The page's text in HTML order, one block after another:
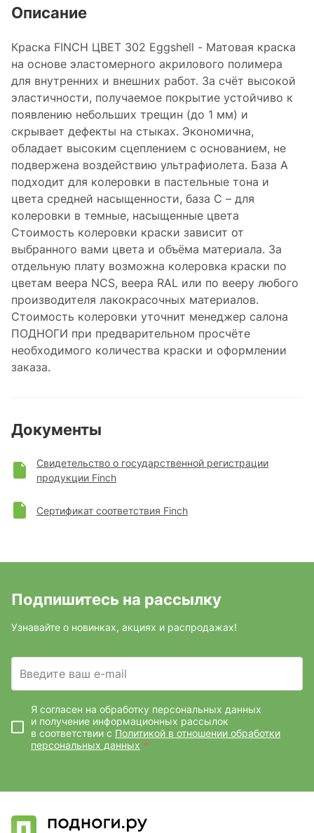
Описание
Краска FINCH ЦВЕТ 302 Eggshell - Матовая краска
на основе эластомерного акрилового полимера
для внутренних и внешних работ. За счёт высокой
эластичности, получаемое покрытие устойчиво к
появлению небольших трещин (до 1 мм) и
скрывает дефекты на стыках. Экономична,
обладает высоким сцеплением с основанием, не
подвержена воздействию ультрафиолета. База А
подходит для колеровки в пастельные тона и
цвета средней насыщенности, база С – для
колеровки в темные, насыщенные цвета
Стоимость колеровки краски зависит от
выбранного вами цвета и объёма материала. За
отдельную плату возможна колеровка краски по
цветам веера NCS, веера RAL или по вееру любого
производителя лакокрасочных материалов.
Стоимость колеровки уточнит менеджер салона
ПОДНОГИ при предварительном просчёте
необходимого количества краски и оформлении
заказа.
Документы
Свидетельство о государственной регистрации
продукции Finch
Сертификат соответствия Finch
Подпишитесь на рассылку
Узнавайте о новинках, акциях и распродажах!
Введите ваш e-mail
Я согласен на обработку персональных данных
и получение информационных рассылок
в соответствии с Политикой в отношении обработки
персональных данных *